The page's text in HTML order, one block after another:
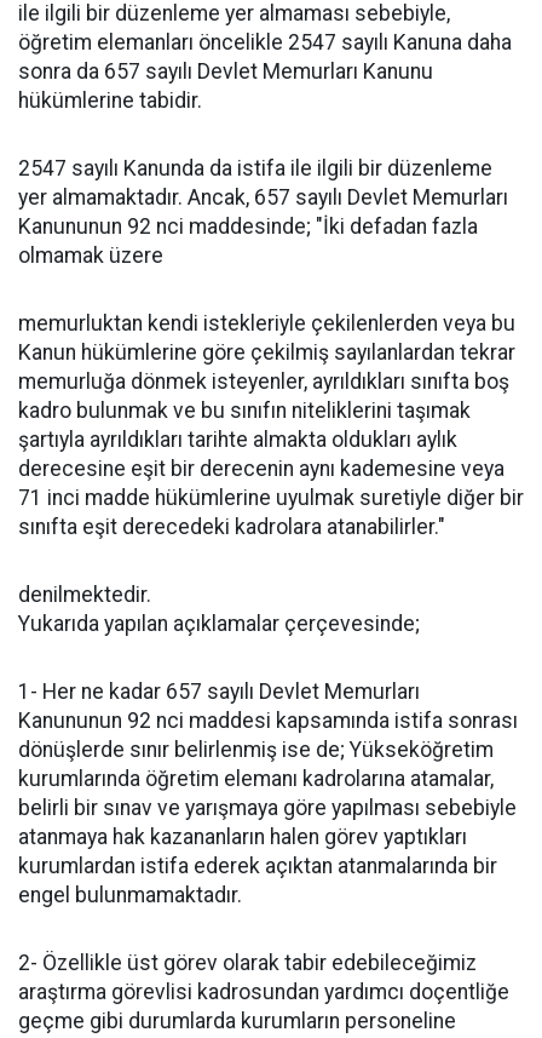
ile ilgili bir düzenleme yer almaması sebebiyle,
öğretim elemanları öncelikle 2547 sayılı Kanuna daha
sonra da 657 sayılı Devlet Memurları Kanunu
hükümlerine tabidir.
2547 sayılı Kanunda da istifa ile ilgili bir düzenleme
yer almamaktadır. Ancak, 657 sayılı Devlet Memurları
Kanununun 92 nci maddesinde; "İki defadan fazla
olmamak üzere
memurluktan kendi istekleriyle çekilenlerden veya bu
Kanun hükümlerine göre çekilmiş sayılanlardan tekrar
memurluğa dönmek isteyenler, ayrıldıkları sınıfta boş
kadro bulunmak ve bu sınıfın niteliklerini taşımak
şartıyla ayrıldıkları tarihte almakta oldukları aylık
derecesine eşit bir derecenin aynı kademesine veya
71 inci madde hükümlerine uyulmak suretiyle diğer bir
sınıfta eşit derecedeki kadrolara atanabilirler."
denilmektedir.
Yukarıda yapılan açıklamalar çerçevesinde;
1- Her ne kadar 657 sayılı Devlet Memurları
Kanununun 92 nci maddesi kapsamında istifa sonrası
dönüşlerde sınır belirlenmiş ise de; Yükseköğretim
kurumlarında öğretim elemanı kadrolarına atamalar,
belirli bir sınav ve yarışmaya göre yapılması sebebiyle
atanmaya hak kazananların halen görev yaptıkları
kurumlardan istifa ederek açıktan atanmalarında bir
engel bulunmamaktadır.
2- Özellikle üst görev olarak tabir edebileceğimiz
araştırma görevlisi kadrosundan yardımcı doçentliğe
geçme gibi durumlarda kurumların personeline